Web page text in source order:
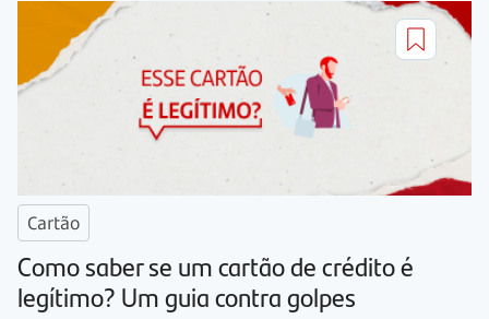
Cartão
Como saber se um cartão de crédito é
legítimo? Um guia contra golpes